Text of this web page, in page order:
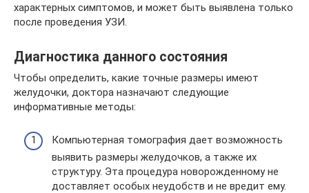
характерных симптомов, и может быть выявлена только
после проведения УЗИ.
Диагностика данного состояния
Чтобы определить, какие точные размеры имеют
желудочки, доктора назначают следующие
информативные методы:
Компьютерная томография дает возможность
выявить размеры желудочков, а также их
структуру. Эта процедура новорожденному не
доставляет особых неудобств и не вредит ему.